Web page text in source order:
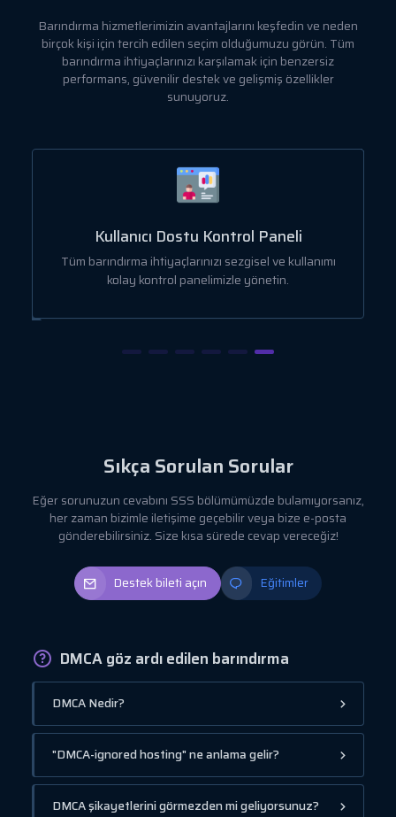
Barındırma hizmetlerimizin avantajlarını keşfedin ve neden
birçok kişi için tercih edilen seçim olduğumuzu görün. Tüm
barındırma ihtiyaçlarınızı karşılamak için benzersiz
performans, güvenilir destek ve gelişmiş özellikler
sunuyoruz.
Kullanıcı Dostu Kontrol Paneli
Tüm barındırma ihtiyaçlarınızı sezgisel ve kullanımı
kolay kontrol panelimizle yönetin.
Sıkça Sorulan Sorular
Eğer sorunuzun cevabını SSS bölümümüzde bulamıyorsanız,
her zaman bizimle iletişime geçebilir veya bize e-posta
gönderebilirsiniz. Size kısa sürede cevap vereceğiz!
Destek bileti açın Eğitimler
DMCA göz ardı edilen barındırma
DMCA Nedir?
"DMCA-ignored hosting" ne anlama gelir?
DMCA şikayetlerini görmezden mi geliyorsunuz?